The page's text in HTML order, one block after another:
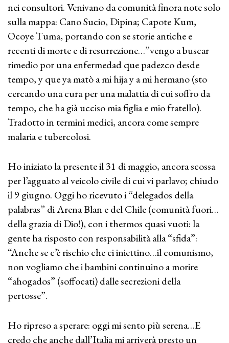
nei consultori. Venivano da comunità finora note solo
sulla mappa: Cano Sucio, Dipina; Capote Kum,
Ocoye Tuma, portando con se storie antiche e
recenti di morte e di resurrezione…”vengo a buscar
rimedio por una enfermedad que padezco desde
tempo, y que ya matò a mi hija y a mi hermano (sto
cercando una cura per una malattia di cui soffro da
tempo, che ha già ucciso mia figlia e mio fratello).
Tradotto in termini medici, ancora come sempre
malaria e tubercolosi.
Ho iniziato la presente il 31 di maggio, ancora scossa
per l’agguato al veicolo civile di cui vi parlavo; chiudo
il 9 giugno. Oggi ho ricevuto i “delegados della
palabras” di Arena Blan e del Chile (comunità fuori…
della grazia di Dio!), con i thermos quasi vuoti: la
gente ha risposto con responsabilità alla “sfida”:
“Anche se c’è rischio che ci iniettino…il comunismo,
non vogliamo che i bambini continuino a morire
“ahogados” (soffocati) dalle secrezioni della
pertosse”.
Ho ripreso a sperare: oggi mi sento più serena…E
credo che anche dall’Italia mi arriverà presto un